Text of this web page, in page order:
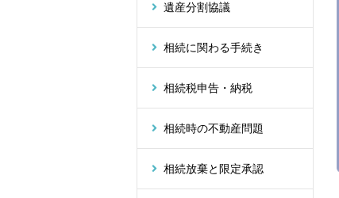
遺産分割協議
相続に関わる手続き
相続税申告・納税
相続時の不動産問題
相続放棄と限定承認